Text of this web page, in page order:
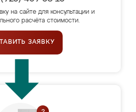
на сайте для консультации и
расчёта стоимости.
ЗАЯВКУ